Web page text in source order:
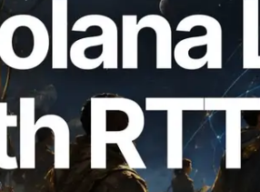
Leader Slot API de
de ping desde 7
— También se lanza la
API